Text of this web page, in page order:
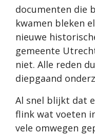
documenten die
kwamen bleken
nieuwe
gemeente
niet. Alle reden
diepgaand
Al snel blijkt dat
flink wat voeten
vele omwegen